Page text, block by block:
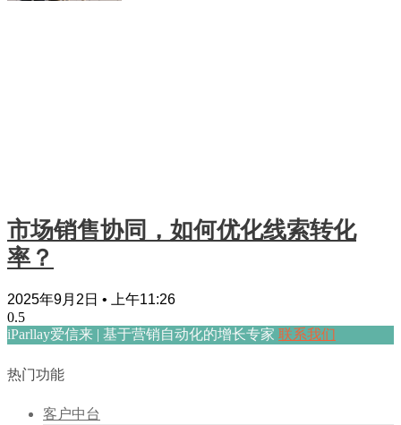
市场销售协同，如何优化线索转化
率？
2025年9月2日 上午11:26
iParllay爱信来 | 基于营销自动化的增长专家 联系我们
热门功能
客户中台